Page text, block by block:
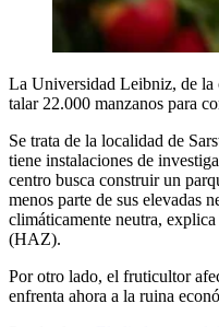
La Universidad Leibniz, de la
talar 22.000 manzanos para
Se trata de la localidad de
tiene instalaciones de
centro busca construir un
menos parte de sus elevadas
climáticamente neutra,
(HAZ).
Por otro lado, el fruticultor
enfrenta ahora a la ruina